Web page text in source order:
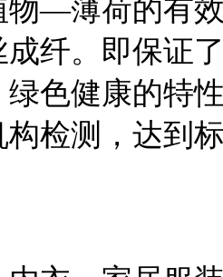
物—薄荷的有
纤。即保证
绿色健康的特
检测，达到